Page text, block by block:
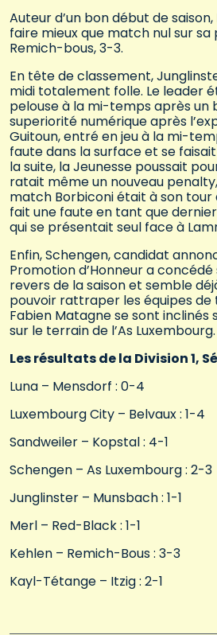
Auteur d’un bon début de
faire mieux que match nul sur sa
Remich-bous, 3-3.
En tête de classement,
midi totalement folle. Le leader
pelouse à la mi-temps après un
superiorité numérique après
Guitoun, entré en jeu à la mi-
faute dans la surface et se
la suite, la Jeunesse poussait
ratait même un nouveau
match Borbiconi était à son tour
fait une faute en tant que
qui se présentait seul face à
Enfin, Schengen, candidat
Promotion d’Honneur a
revers de la saison et semble
pouvoir rattraper les équipes de
Fabien Matagne se sont inclinés
sur le terrain de l’As Luxembourg.
Les résultats de la Division 1,
Luna – Mensdorf : 0-4
Luxembourg City – Belvaux : 1-4
Sandweiler – Kopstal : 4-1
Schengen – As Luxembourg : 2-3
Junglinster – Munsbach : 1-1
Merl – Red-Black : 1-1
Kehlen – Remich-Bous : 3-3
Kayl-Tétange – Itzig : 2-1